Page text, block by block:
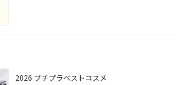
2026 プチプラベストコスメ